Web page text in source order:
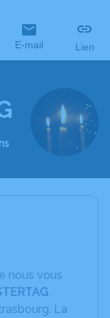
E-mail Lien
nous vous
La